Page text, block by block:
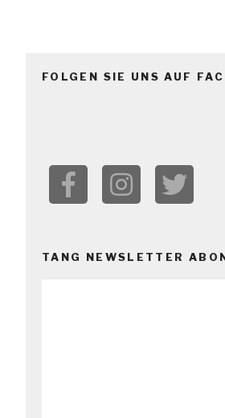
FOLGEN SIE UNS AUF
TANG NEWSLETTER